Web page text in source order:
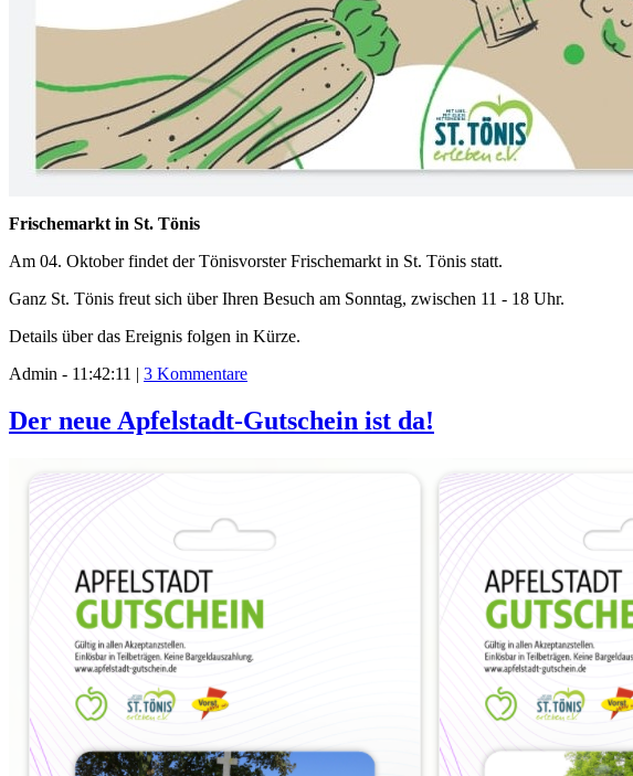
Frischemarkt in St. Tönis
Am 04. Oktober findet der Tönisvorster Frischemarkt in St. Tönis statt.
Ganz St. Tönis freut sich über Ihren Besuch am Sonntag, zwischen 11 - 18 Uhr.
Details über das Ereignis folgen in Kürze.
Admin - 11:42:11 | 3 Kommentare
Der neue Apfelstadt-Gutschein ist da!